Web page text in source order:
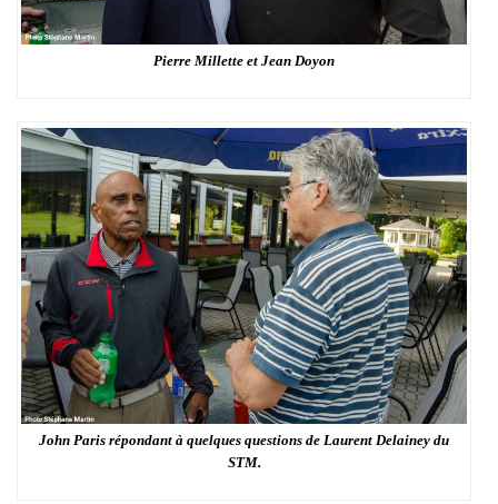
Pierre Millette et Jean Doyon
John Paris répondant à quelques questions de Laurent Delainey du
STM.